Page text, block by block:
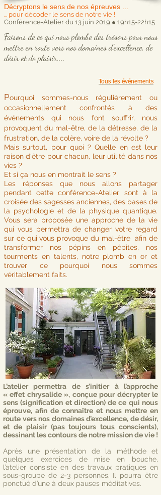
Décryptons le sens de nos épreuves ...
... pour décoder le sens de notre vie !
Conférence-Atelier du 13 juin 2019 ● 19h15-22h15
Faisons de ce qui nous plombe des trésors pour nous
mettre en route vers nos domaines d’excellence, de
désir et de plaisir....
Tous les événements
Pourquoi sommes-nous régulièrement ou
occasionnellement confrontés à des
événements qui nous font souffrir, nous
provoquent du mal-être, de la détresse, de la
frustration, de la colère, voire de la révolte ?
Mais surtout, pour quoi ? Quelle en est leur
raison d'être pour chacun, leur utilité dans nos
vies ?
Et si ça nous en montrait le sens ?
Les réponses que nous allons partager
pendant cette conférence-Atelier sont à la
croisée des sagesses anciennes, des bases de
la psychologie et de la physique quantique.
Vous sera proposée une approche de la vie
qui vous permettra de changer votre regard
sur ce qui vous provoque du mal-être afin de
transformer nos pépins en pépites, nos
tourments en talents, notre plomb en or et
trouver ce pourquoi nous sommes
véritablement faits.
L’atelier permettra de s’initier à l’approche
« effet chrysalide », conçue pour décrypter le
sens (signification et direction) de ce qui nous
éprouve, afin de connaître et nous mettre en
route vers nos domaines d’excellence, de désir,
et de plaisir (pas toujours tous conscients),
dessinant les contours de notre mission de vie !
Après une présentation de la méthode et
quelques exercices de mise en bouche,
l’atelier consiste en des travaux pratiques en
sous-groupe de 2-3 personnes. Il pourra être
ponctué d’une à deux pauses méditatives.